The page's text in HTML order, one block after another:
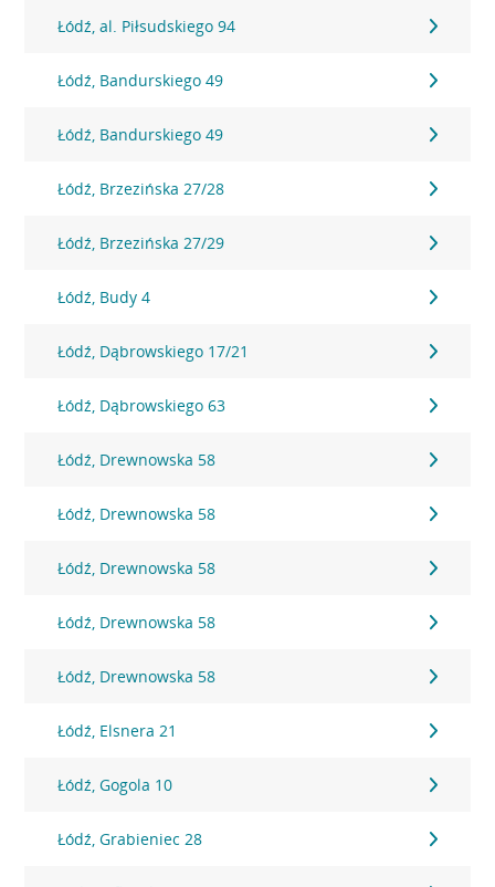
Łódź, al. Piłsudskiego 94
Łódź, Bandurskiego 49
Łódź, Bandurskiego 49
Łódź, Brzezińska 27/28
Łódź, Brzezińska 27/29
Łódź, Budy 4
Łódź, Dąbrowskiego 17/21
Łódź, Dąbrowskiego 63
Łódź, Drewnowska 58
Łódź, Drewnowska 58
Łódź, Drewnowska 58
Łódź, Drewnowska 58
Łódź, Drewnowska 58
Łódź, Elsnera 21
Łódź, Gogola 10
Łódź, Grabieniec 28